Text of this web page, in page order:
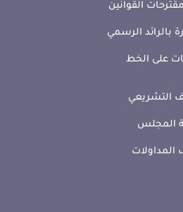
القوانين
بالرائد الرسمي
على الخط
التشريعي
المجلس
المداولات